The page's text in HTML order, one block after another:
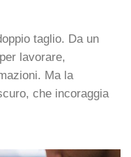
taglio. Da un
lavorare,
Ma la
che incoraggia